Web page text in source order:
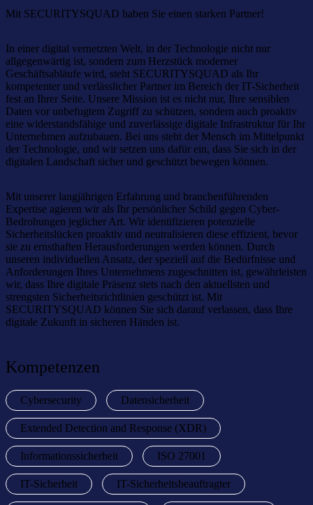
Mit SECURITYSQUAD haben Sie einen starken Partner!
In einer digital vernetzten Welt, in der Technologie nicht nur
allgegenwärtig ist, sondern zum Herzstück moderner
Geschäftsabläufe wird, steht SECURITYSQUAD als Ihr
kompetenter und verlässlicher Partner im Bereich der IT-Sicherheit
fest an Ihrer Seite. Unsere Mission ist es nicht nur, Ihre sensiblen
Daten vor unbefugtem Zugriff zu schützen, sondern auch proaktiv
eine widerstandsfähige und zuverlässige digitale Infrastruktur für Ihr
Unternehmen aufzubauen. Bei uns steht der Mensch im Mittelpunkt
der Technologie, und wir setzen uns dafür ein, dass Sie sich in der
digitalen Landschaft sicher und geschützt bewegen können.
Mit unserer langjährigen Erfahrung und branchenführenden
Expertise agieren wir als Ihr persönlicher Schild gegen Cyber-
Bedrohungen jeglicher Art. Wir identifizieren potenzielle
Sicherheitslücken proaktiv und neutralisieren diese effizient, bevor
sie zu ernsthaften Herausforderungen werden können. Durch
unseren individuellen Ansatz, der speziell auf die Bedürfnisse und
Anforderungen Ihres Unternehmens zugeschnitten ist, gewährleisten
wir, dass Ihre digitale Präsenz stets nach den aktuellsten und
strengsten Sicherheitsrichtlinien geschützt ist. Mit
SECURITYSQUAD können Sie sich darauf verlassen, dass Ihre
digitale Zukunft in sicheren Händen ist.
Kompetenzen
Cybersecurity Datensicherheit
Extended Detection and Response (XDR)
Informationssicherheit ISO 27001
IT-Sicherheit IT-Sicherheitsbeauftragter